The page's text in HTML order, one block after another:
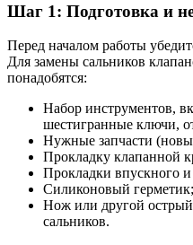
Шаг 1: Подготовка и
Перед началом работы
Для замены сальников
понадобятся:
Набор инструментов,
шестигранные ключи,
Нужные запчасти
Прокладку клапанной
Прокладки впускного
Силиконовый герметик;
Нож или другой острый
сальников.